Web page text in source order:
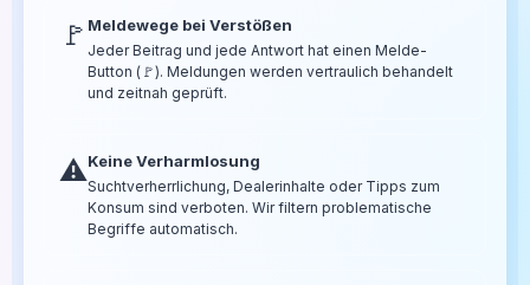
🚩 Meldewege bei Verstößen
Jeder Beitrag und jede Antwort hat einen Melde-
Button (🚩). Meldungen werden vertraulich behandelt
und zeitnah geprüft.
⚠️Keine Verharmlosung
Suchtverherrlichung, Dealerinhalte oder Tipps zum
Konsum sind verboten. Wir filtern problematische
Begriffe automatisch.